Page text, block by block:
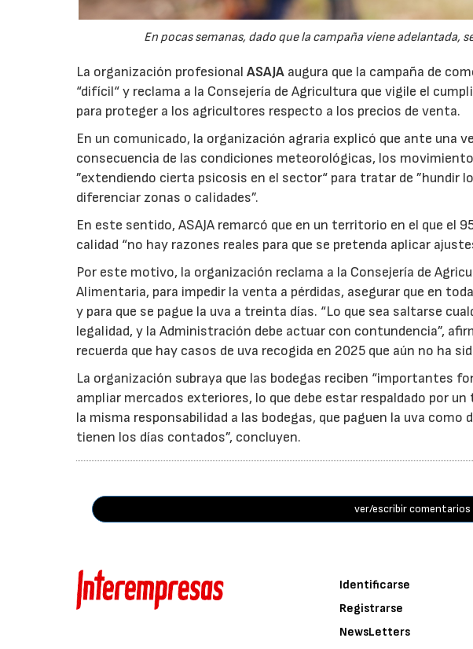
En pocas semanas, dado que la campaña viene adelantada,
La organización profesionalASAJA augura que la campaña de
“difícil“ y reclama a la Consejería de Agricultura que vigile el
para proteger a los agricultores respecto a los precios de venta.
En un comunicado, la organización agraria explicó que ante una
consecuencia de las condiciones meteorológicas, los
”extendiendo cierta psicosis en el sector“ para tratar de ”hundir
diferenciar zonas o calidades”.
En este sentido, ASAJA remarcó que en un territorio en el que el
calidad “no hay razones reales para que se pretenda aplicar
Por este motivo, la organización reclama a la Consejería de
Alimentaria, para impedir la venta a pérdidas, asegurar que en
y para que se pague la uva a treinta días. “Lo que sea saltarse
legalidad, y la Administración debe actuar con contundencia”,
recuerda que hay casos de uva recogida en 2025 que aún no ha
La organización subraya que las bodegas reciben “importantes
ampliar mercados exteriores, lo que debe estar respaldado por
la misma responsabilidad a las bodegas, que paguen la uva
tienen los días contados”, concluyen.
ver/escribir comentarios
Identificarse
Registrarse
NewsLetters